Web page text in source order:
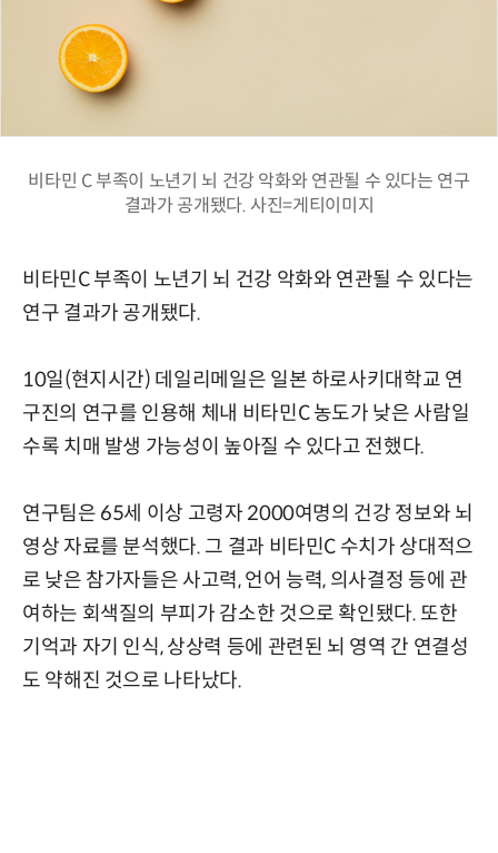
비타민 C 부족이 노년기 뇌 건강 악화와 연관될 수 있다는 연구
결과가 공개됐다. 사진=게티이미지
비타민C 부족이 노년기 뇌 건강 악화와 연관될 수 있다는
연구 결과가 공개됐다.
10일(현지시간) 데일리메일은 일본 하로사키대학교 연
구진의 연구를 인용해 체내 비타민C 농도가 낮은 사람일
수록 치매 발생 가능성이 높아질 수 있다고 전했다.
연구팀은 65세 이상 고령자 2000여명의 건강 정보와 뇌
영상 자료를 분석했다. 그 결과 비타민C 수치가 상대적으
로 낮은 참가자들은 사고력, 언어 능력, 의사결정 등에 관
여하는 회색질의 부피가 감소한 것으로 확인됐다. 또한
기억과 자기 인식, 상상력 등에 관련된 뇌 영역 간 연결성
도 약해진 것으로 나타났다.